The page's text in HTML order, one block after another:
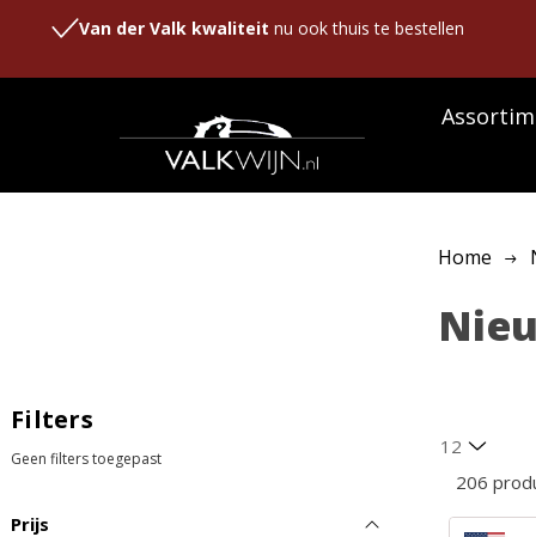
Van der Valk kwaliteit nu ook thuis te bestellen
Home
206
Filters
Geen filters toegepast
Prijs